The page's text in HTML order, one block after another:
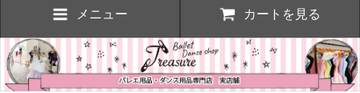
メニュー カートを見る